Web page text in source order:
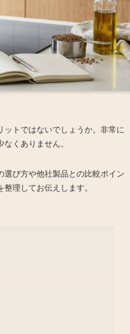
トではないでしょうか。非常に
くありません。
選び方や他社製品との比較ポイン
理してお伝えします。